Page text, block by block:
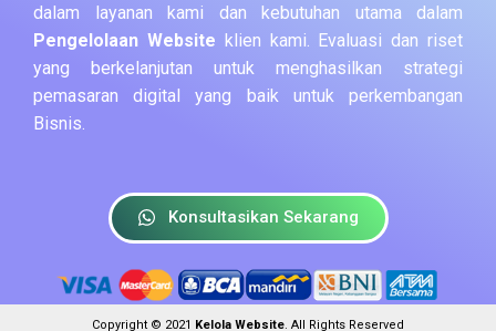
dalam layanan kami dan kebutuhan utama dalam
Pengelolaan Website klien kami. Evaluasi dan riset
yang berkelanjutan untuk menghasilkan strategi
pemasaran digital yang baik untuk perkembangan
Bisnis.
Konsultasikan Sekarang
Copyright © 2021 Kelola Website. All Rights Reserved